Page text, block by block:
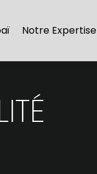
Notre Expertise